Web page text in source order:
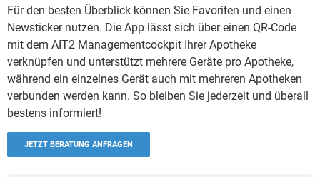
Für den besten Überblick können Sie Favoriten und einen
Newsticker nutzen. Die App lässt sich über einen QR-Code
mit dem AIT2 Managementcockpit Ihrer Apotheke
verknüpfen und unterstützt mehrere Geräte pro Apotheke,
während ein einzelnes Gerät auch mit mehreren Apotheken
verbunden werden kann. So bleiben Sie jederzeit und überall
bestens informiert!
JETZT BERATUNG ANFRAGEN